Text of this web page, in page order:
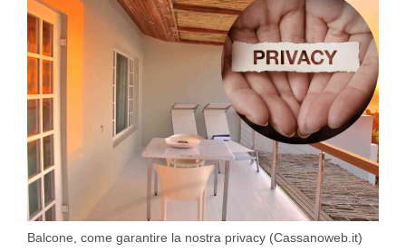
Balcone, come garantire la nostra privacy (Cassanoweb.it)